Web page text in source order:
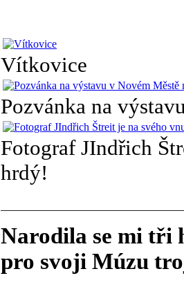
Vítkovice
Pozvánka na
Fotograf JIndřich
hrdý!
Narodila se mi tři
pro svoji Múzu